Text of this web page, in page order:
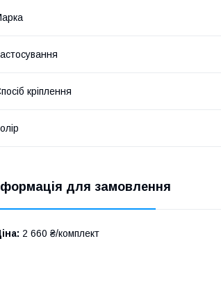
кріплення
для замовлення
2 660 ₴/комплект